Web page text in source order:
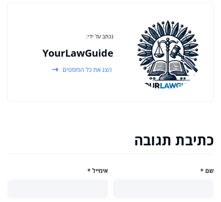
נכתב על ידי:
YourLawGuide
הצג את כל הפוסטים
כתיבת תגובה
שם * אימייל *